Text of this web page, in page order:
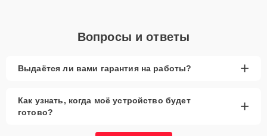
Вопросы и ответы
Выдаётся ли вами гарантия на работы? +
Как узнать, когда моё устройство будет
готово?
+